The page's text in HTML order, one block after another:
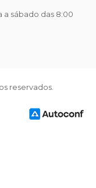
a sábado das 8:00
reservados.